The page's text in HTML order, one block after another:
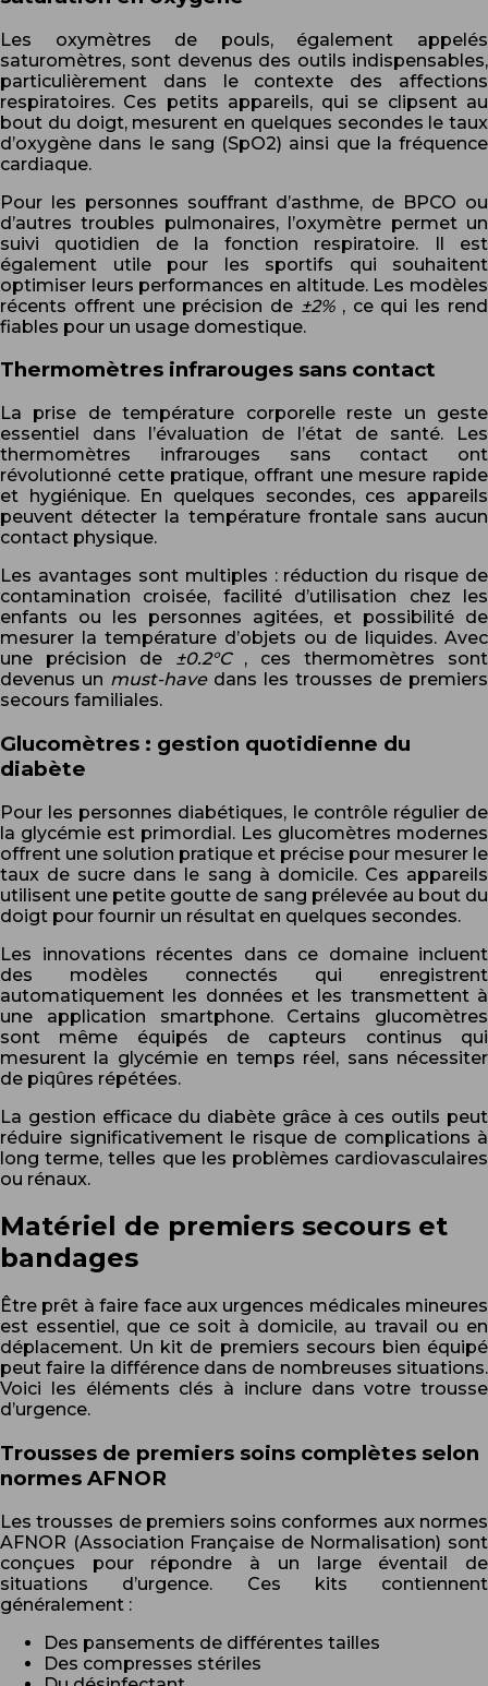
Les oxymètres de pouls, également appelés
saturomètres, sont devenus des outils indispensables,
particulièrement dans le contexte des affections
respiratoires. Ces petits appareils, qui se clipsent au
bout du doigt, mesurent en quelques secondes le taux
d’oxygène dans le sang (SpO2) ainsi que la fréquence
cardiaque.
Pour les personnes souffrant d’asthme, de BPCO ou
d’autres troubles pulmonaires, l’oxymètre permet un
suivi quotidien de la fonction respiratoire. Il est
également utile pour les sportifs qui souhaitent
optimiser leurs performances en altitude. Les modèles
récents offrent une précision de ±2% , ce qui les rend
fiables pour un usage domestique.
Thermomètres infrarouges sans contact
La prise de température corporelle reste un geste
essentiel dans l’évaluation de l’état de santé. Les
thermomètres infrarouges sans contact ont
révolutionné cette pratique, offrant une mesure rapide
et hygiénique. En quelques secondes, ces appareils
peuvent détecter la température frontale sans aucun
contact physique.
Les avantages sont multiples : réduction du risque de
contamination croisée, facilité d’utilisation chez les
enfants ou les personnes agitées, et possibilité de
mesurer la température d’objets ou de liquides. Avec
une précision de ±0.2°C , ces thermomètres sont
devenus un must-have dans les trousses de premiers
secours familiales.
Glucomètres : gestion quotidienne du
diabète
Pour les personnes diabétiques, le contrôle régulier de
la glycémie est primordial. Les glucomètres modernes
offrent une solution pratique et précise pour mesurer le
taux de sucre dans le sang à domicile. Ces appareils
utilisent une petite goutte de sang prélevée au bout du
doigt pour fournir un résultat en quelques secondes.
Les innovations récentes dans ce domaine incluent
des modèles connectés qui enregistrent
automatiquement les données et les transmettent à
une application smartphone. Certains glucomètres
sont même équipés de capteurs continus qui
mesurent la glycémie en temps réel, sans nécessiter
de piqûres répétées.
La gestion efficace du diabète grâce à ces outils peut
réduire significativement le risque de complications à
long terme, telles que les problèmes cardiovasculaires
ou rénaux.
Matériel de premiers secours et
bandages
Être prêt à faire face aux urgences médicales mineures
est essentiel, que ce soit à domicile, au travail ou en
déplacement. Un kit de premiers secours bien équipé
peut faire la différence dans de nombreuses situations.
Voici les éléments clés à inclure dans votre trousse
d’urgence.
Trousses de premiers soins complètes selon
normes AFNOR
Les trousses de premiers soins conformes aux normes
AFNOR (Association Française de Normalisation) sont
conçues pour répondre à un large éventail de
situations d’urgence. Ces kits contiennent
généralement :
Des pansements de différentes tailles
Des compresses stériles